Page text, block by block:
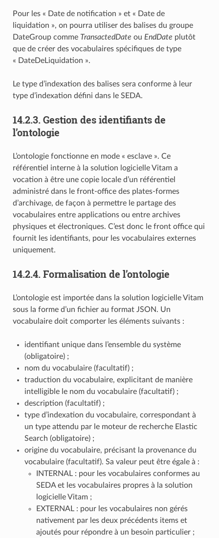
Pour les « Date de notification » et « Date de
liquidation », on pourra utiliser des balises du groupe
DateGroup comme TransactedDate ou EndDate plutôt
que de créer des vocabulaires spécifiques de type
« DateDeLiquidation ».
Le type d’indexation des balises sera conforme à leur
type d’indexation défini dans le SEDA.
14.2.3. Gestion des identifiants de
l’ontologie
L’ontologie fonctionne en mode « esclave ». Ce
référentiel interne à la solution logicielle Vitam a
vocation à être une copie locale d’un référentiel
administré dans le front-office des plates-formes
d’archivage, de façon à permettre le partage des
vocabulaires entre applications ou entre archives
physiques et électroniques. C’est donc le front office qui
fournit les identifiants, pour les vocabulaires externes
uniquement.
14.2.4. Formalisation de l’ontologie
L’ontologie est importée dans la solution logicielle Vitam
sous la forme d’un fichier au format JSON. Un
vocabulaire doit comporter les éléments suivants :
identifiant unique dans l’ensemble du système
(obligatoire) ;
nom du vocabulaire (facultatif) ;
traduction du vocabulaire, explicitant de manière
intelligible le nom du vocabulaire (facultatif) ;
description (facultatif) ;
type d’indexation du vocabulaire, correspondant à
un type attendu par le moteur de recherche Elastic
Search (obligatoire) ;
origine du vocabulaire, précisant la provenance du
vocabulaire (facultatif). Sa valeur peut être égale à :
INTERNAL : pour les vocabulaires conformes au
SEDA et les vocabulaires propres à la solution
logicielle Vitam ;
EXTERNAL : pour les vocabulaires non gérés
nativement par les deux précédents items et
ajoutés pour répondre à un besoin particulier ;